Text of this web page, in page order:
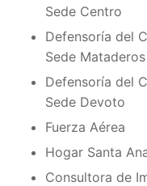
Sede Centro
Defensoría del
Sede Mataderos
Defensoría del
Sede Devoto
Fuerza Aérea
Hogar Santa
Consultora de